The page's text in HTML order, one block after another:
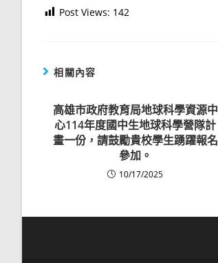
Post Views: 142
相關內容
高雄市政府教育局地球科學資源中
心114年度國中生地球科學營隊計
畫一份，請鼓勵貴校學生踴躍報名
參加。
10/17/2025